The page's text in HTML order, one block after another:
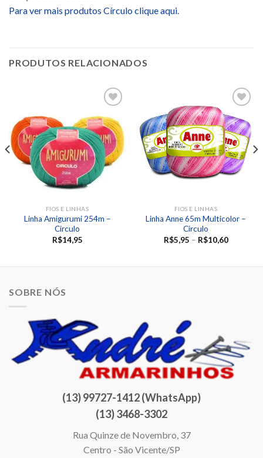
Para ver mais produtos Círculo clique aqui.
PRODUTOS RELACIONADOS
aos
desejos
FIOS E LINHAS
Linha Amigurumi 254m –
Circulo
R$14,95
Adicionar
aos
desejos
FIOS E LINHAS
Linha Anne 65m Multicolor –
Circulo
R$5,95 – R$10,60
SOBRE NÓS
(13) 99727-1412 (WhatsApp)
(13) 3468-3302
Rua Quinze de Novembro, 37
Centro - São Vicente/SP